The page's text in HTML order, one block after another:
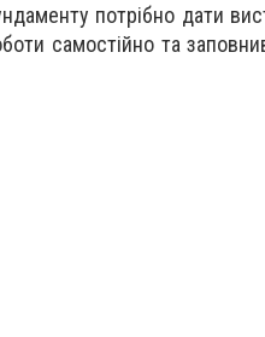
потрібно дати
самостійно та